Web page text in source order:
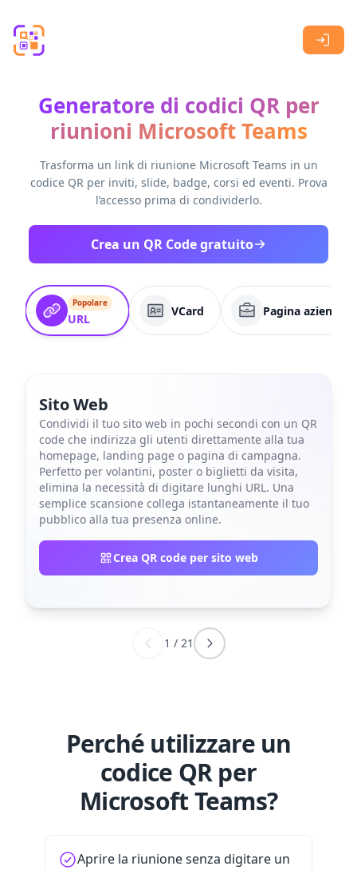
Generatore di codici QR per
riunioni Microsoft Teams
Trasforma un link di riunione Microsoft Teams in un
codice QR per inviti, slide, badge, corsi ed eventi. Prova
l’accesso prima di condividerlo.
Crea un QR Code gratuito
Popolare
URL
VCard Pagina aziendale
Sito Web
Condividi il tuo sito web in pochi secondi con un QR
code che indirizza gli utenti direttamente alla tua
homepage, landing page o pagina di campagna.
Perfetto per volantini, poster o biglietti da visita,
elimina la necessità di digitare lunghi URL. Una
semplice scansione collega istantaneamente il tuo
pubblico alla tua presenza online.
Crea QR code per sito web
1 / 21
Perché utilizzare un
codice QR per
Microsoft Teams?
Aprire la riunione senza digitare un